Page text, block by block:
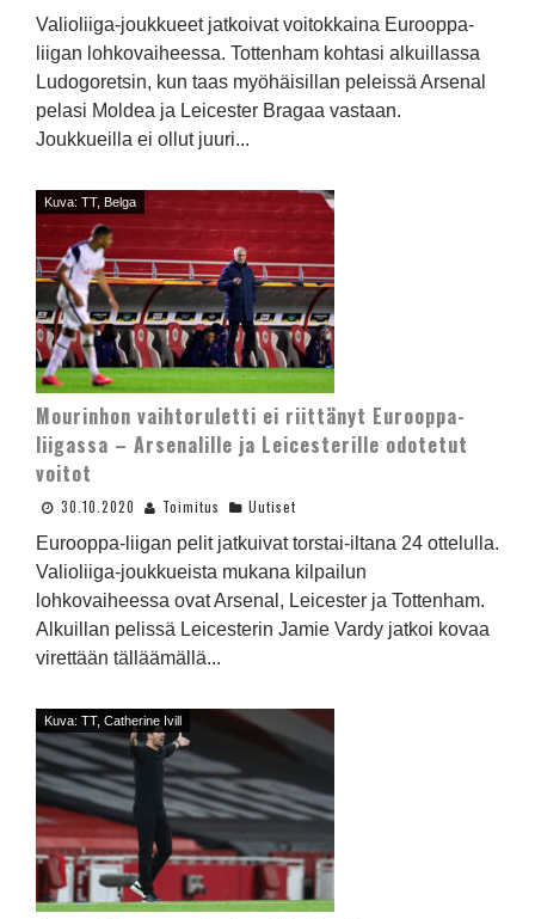
Valioliiga-joukkueet jatkoivat voitokkaina Eurooppa-
liigan lohkovaiheessa. Tottenham kohtasi alkuillassa
Ludogoretsin, kun taas myöhäisillan peleissä Arsenal
pelasi Moldea ja Leicester Bragaa vastaan.
Joukkueilla ei ollut juuri...
Kuva: TT, Belga
Mourinhon vaihtoruletti ei riittänyt Eurooppa-
liigassa – Arsenalille ja Leicesterille odotetut
voitot
30.10.2020 Toimitus Uutiset
Eurooppa-liigan pelit jatkuivat torstai-iltana 24 ottelulla.
Valioliiga-joukkueista mukana kilpailun
lohkovaiheessa ovat Arsenal, Leicester ja Tottenham.
Alkuillan pelissä Leicesterin Jamie Vardy jatkoi kovaa
virettään tälläämällä...
Kuva: TT, Catherine Ivill